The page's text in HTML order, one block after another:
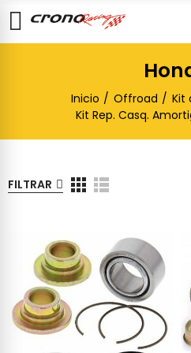
Inicio Offroad
Kit
Kit Rep. Casq.
FILTRAR